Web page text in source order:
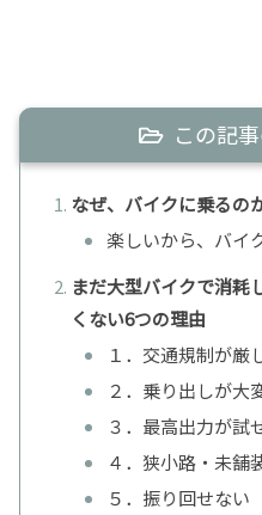
この記
なぜ、バイクに乗るの
楽しいから、バイ
まだ大型バイクで消耗
くない6つの理由
１．交通規制が厳
２．乗り出しが大
３．最高出力が試
４．狭小路・未舗
５．振り回せない